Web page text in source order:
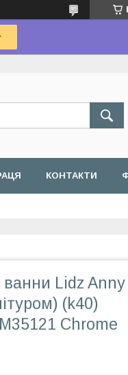
КОНТАКТИ
Lidz Anny
(k40)
Chrome